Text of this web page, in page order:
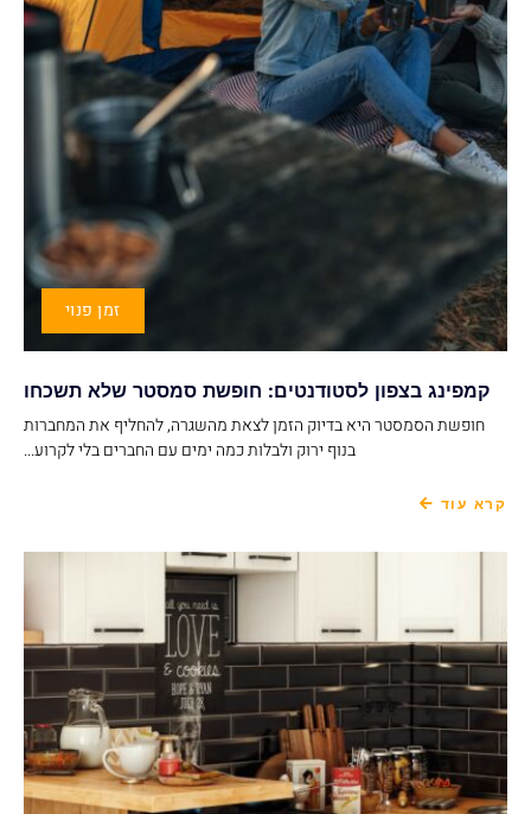
זמן פנוי
קמפינג בצפון לסטודנטים: חופשת סמסטר שלא תשכחו
חופשת הסמסטר היא בדיוק הזמן לצאת מהשגרה, להחליף את המחברות
בנוף ירוק ולבלות כמה ימים עם החברים בלי לקרוע...
קרא עוד